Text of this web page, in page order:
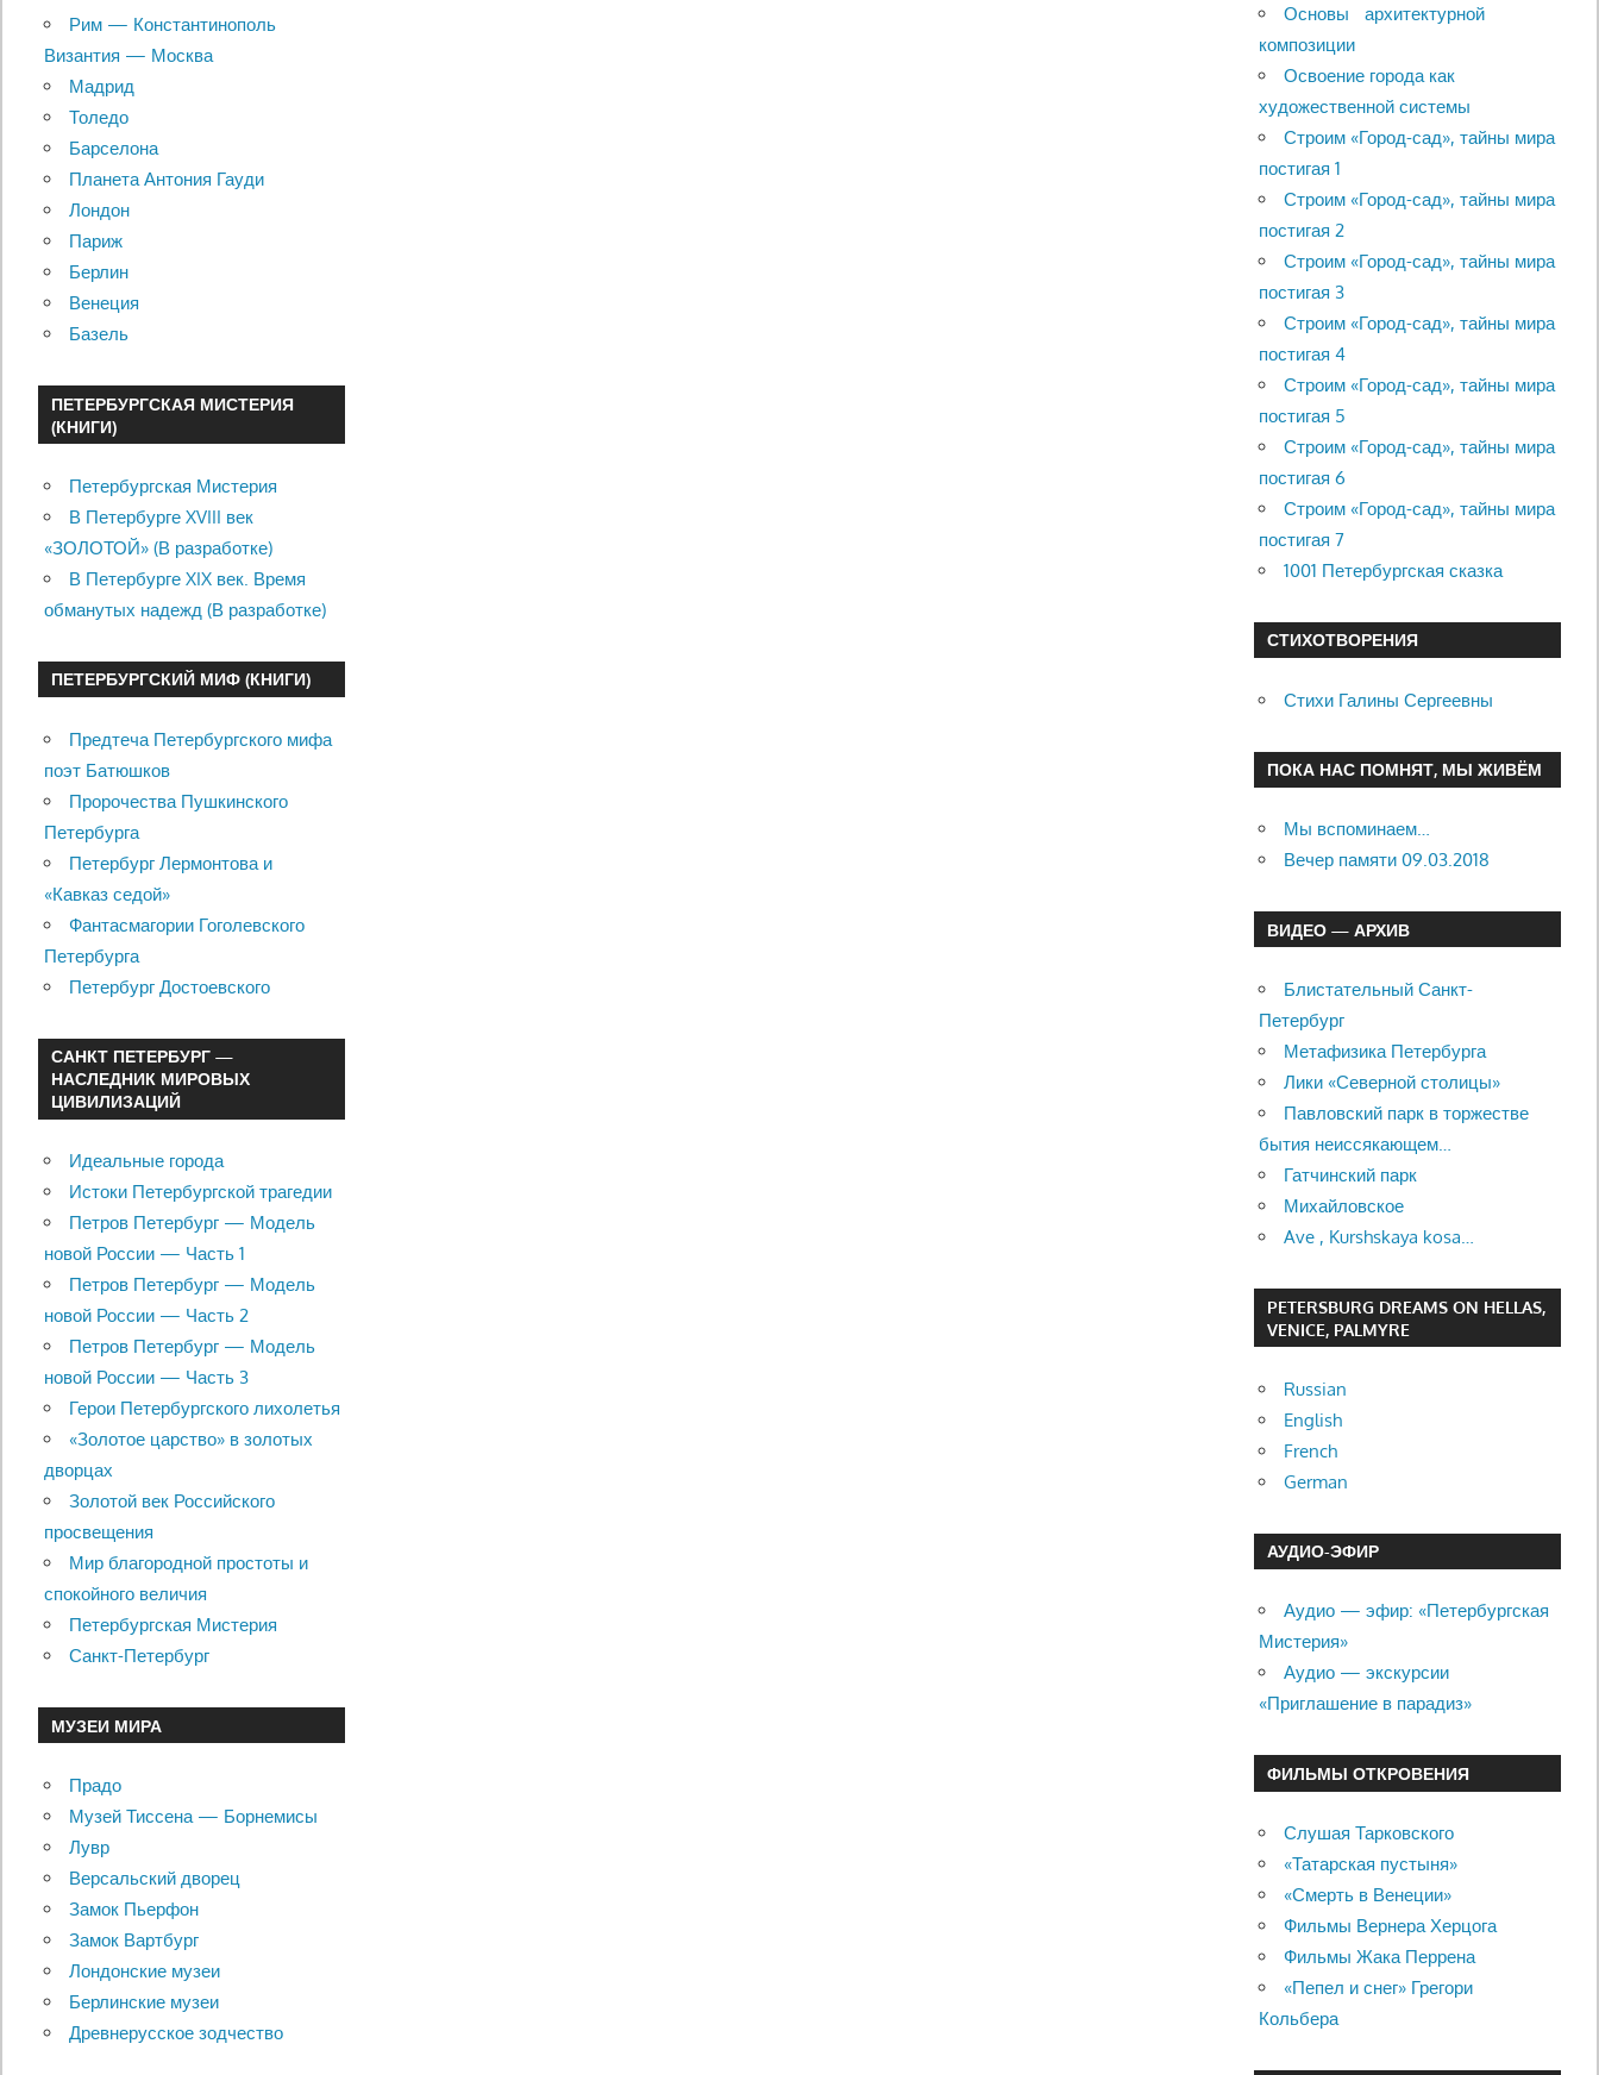
Рим — Константинополь
Византия — Москва
Мадрид
Толедо
Барселона
Планета Антония Гауди
Лондон
Париж
Берлин
Венеция
Базель
ПЕТЕРБУРГСКАЯ МИСТЕРИЯ
(КНИГИ)
Петербургская Мистерия
В Петербурге XVIII век
«ЗОЛОТОЙ» (В разработке)
В Петербурге XIX век. Время
обманутых надежд (В разработке)
ПЕТЕРБУРГСКИЙ МИФ (КНИГИ)
Предтеча Петербургского мифа
поэт Батюшков
Пророчества Пушкинского
Петербурга
Петербург Лермонтова и
«Кавказ седой»
Фантасмагории Гоголевского
Петербурга
Петербург Достоевского
САНКТ ПЕТЕРБУРГ —
НАСЛЕДНИК МИРОВЫХ
ЦИВИЛИЗАЦИЙ
Идеальные города
Истоки Петербургской трагедии
Петров Петербург — Модель
новой России — Часть 1
Петров Петербург — Модель
новой России — Часть 2
Петров Петербург — Модель
новой России — Часть 3
Герои Петербургского лихолетья
«Золотое царство» в золотых
дворцах
Золотой век Российского
просвещения
Мир благородной простоты и
спокойного величия
Петербургская Мистерия
Санкт-Петербург
МУЗЕИ МИРА
Прадо
Музей Тиссена — Борнемисы
Лувр
Версальский дворец
Замок Пьерфон
Замок Вартбург
Лондонские музеи
Берлинские музеи
Древнерусское зодчество
Основы архитектурной
композиции
Освоение города как
художественной системы
Строим «Город-сад», тайны мира
постигая 1
Строим «Город-сад», тайны мира
постигая 2
Строим «Город-сад», тайны мира
постигая 3
Строим «Город-сад», тайны мира
постигая 4
Строим «Город-сад», тайны мира
постигая 5
Строим «Город-сад», тайны мира
постигая 6
Строим «Город-сад», тайны мира
постигая 7
1001 Петербургская сказка
СТИХОТВОРЕНИЯ
Стихи Галины Сергеевны
ПОКА НАС ПОМНЯТ, МЫ ЖИВЁМ
Мы вспоминаем…
Вечер памяти 09.03.2018
ВИДЕО — АРХИВ
Блистательный Санкт-
Петербург
Метафизика Петербурга
Лики «Северной столицы»
Павловский парк в торжестве
бытия неиссякающем…
Гатчинский парк
Михайловское
Ave , Kurshskaya kosa…
PETERSBURG DREAMS ON HELLAS,
VENICE, PALMYRE
Russian
English
French
German
АУДИО-ЭФИР
Аудио — эфир: «Петербургская
Мистерия»
Аудио — экскурсии
«Приглашение в парадиз»
ФИЛЬМЫ ОТКРОВЕНИЯ
Слушая Тарковского
«Татарская пустыня»
«Смерть в Венеции»
Фильмы Вернера Херцога
Фильмы Жака Перрена
«Пепел и снег» Грегори
Кольбера